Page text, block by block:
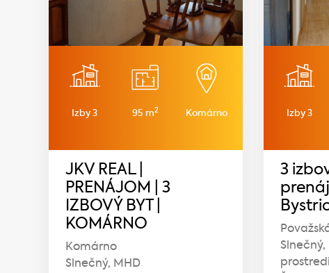
Izby 3 95 m2 Komárno
JKV REAL |
PRENÁJOM | 3
IZBOVÝ BYT |
KOMÁRNO
Komárno
Slnečný, MHD
Izby 3
3
Slnečný,